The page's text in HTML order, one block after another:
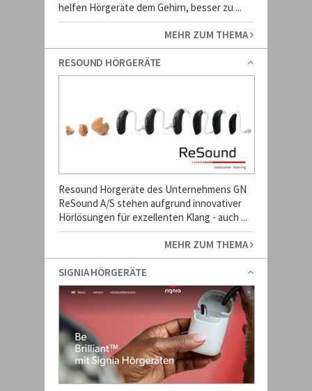
helfen Hörgeräte dem Gehirn, besser zu ...
MEHR ZUM THEMA
RESOUND HÖRGERÄTE
Resound Hörgeräte des Unternehmens GN
ReSound A/S stehen aufgrund innovativer
Hörlösungen für exzellenten Klang - auch ...
MEHR ZUM THEMA
SIGNIA HÖRGERÄTE